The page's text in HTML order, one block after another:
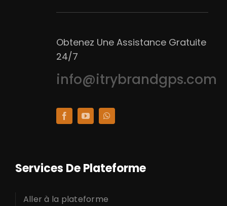
Obtenez Une Assistance Gratuite
24/7
info@itrybrandgps.com
Services De Plateforme
Aller à la plateforme